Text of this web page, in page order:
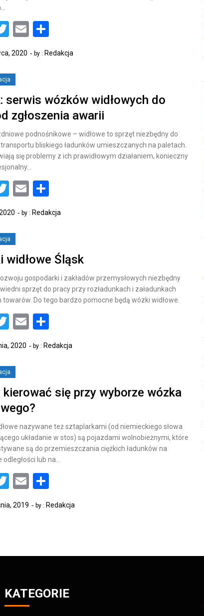
Twitter
Email
2020 by : Redakcja
serwis wózków widłowych do
zgłoszenia awarii
podnośnikowe – widłowe to sprzęt niezbędny do
bliskiego ładunków umieszczanych na paletach.
się problemy z ich prawidłowym działaniem, konieczny
Twitter
Email
by : Redakcja
widłowe Śląsk
gospodarki i zakładów przemysłowych niezbędny
sprzęt do pracy przy rozładunkach i załadunkach
towarów. Do tego bardzo pomocne będą wózki widłowe.
Twitter
Email
2020 by : Redakcja
kierować się przy wyborze wózka
nazywane też sztaplarkami (od niemieckiego słowa
układanie w stos) są pojazdami wolnobieżnymi, które
są do przemieszczania ciężkich ładunków na
lub na…
Twitter
Email
2019 by : Redakcja
KATEGORIE